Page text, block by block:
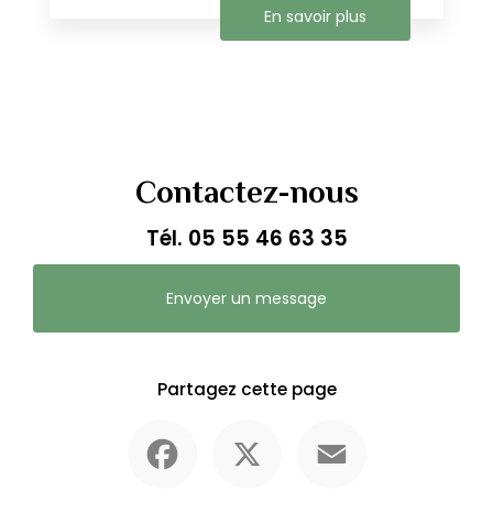
En savoir plus
Contactez-nous
Tél. 05 55 46 63 35
Envoyer un message
Partagez cette page